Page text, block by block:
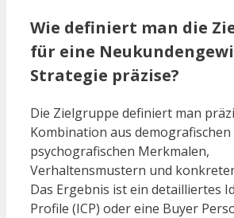
Wie definiert man die
für eine
Strategie präzise?
Die Zielgruppe definiert man
Kombination aus demografischen
psychografischen Merkmalen,
Verhaltensmustern und
Das Ergebnis ist ein detailliertes
Profile (ICP) oder eine Buyer